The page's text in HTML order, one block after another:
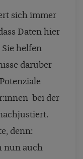
sich immer
Daten hier
helfen
darüber
bei der
denn:
nun auch